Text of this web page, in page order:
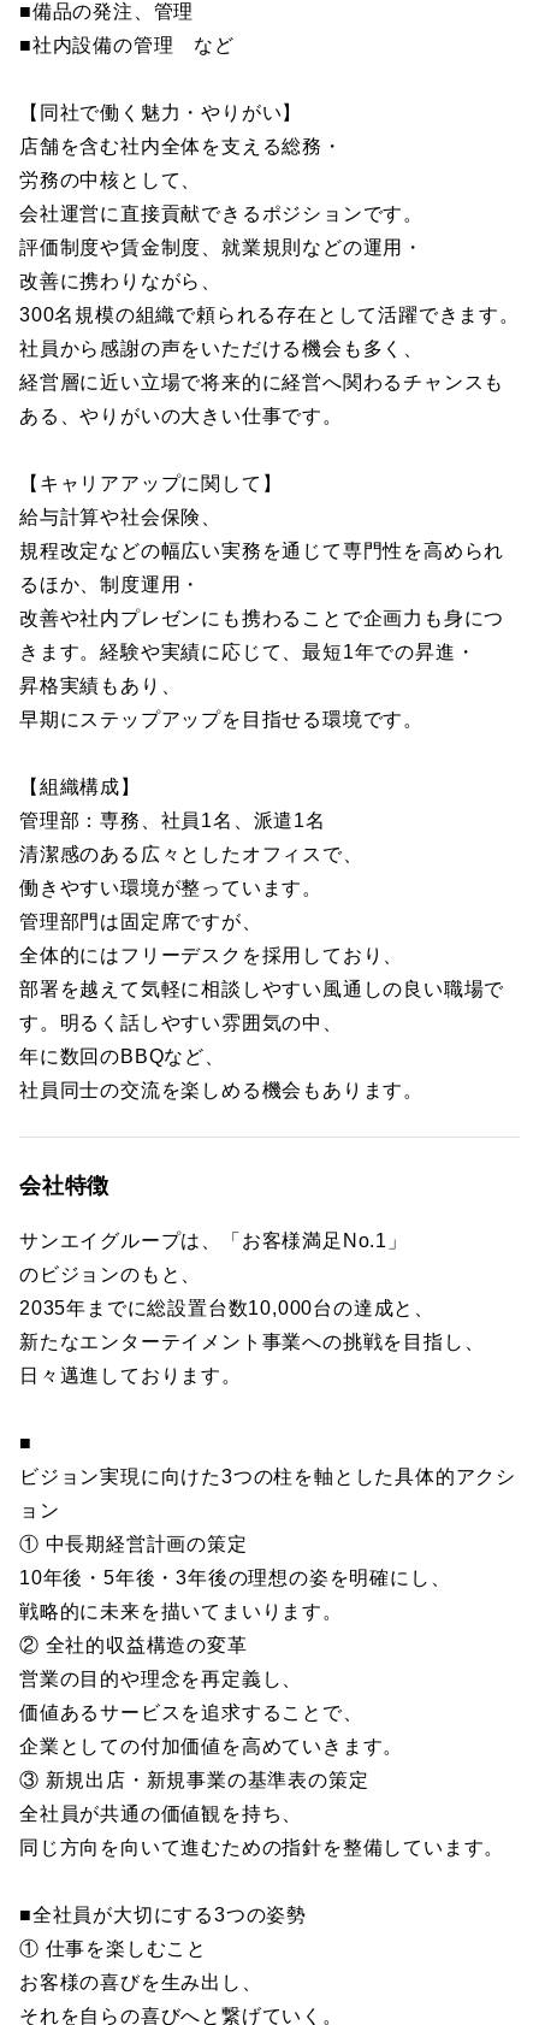
■備品の発注、管理
■社内設備の管理 など
【同社で働く魅力・やりがい】
店舗を含む社内全体を支える総務・
労務の中核として、
会社運営に直接貢献できるポジションです。
評価制度や賃金制度、就業規則などの運用・
改善に携わりながら、
300名規模の組織で頼られる存在として活躍できます。
社員から感謝の声をいただける機会も多く、
経営層に近い立場で将来的に経営へ関わるチャンスも
ある、やりがいの大きい仕事です。
【キャリアアップに関して】
給与計算や社会保険、
規程改定などの幅広い実務を通じて専門性を高められ
るほか、制度運用・
改善や社内プレゼンにも携わることで企画力も身につ
きます。経験や実績に応じて、最短1年での昇進・
昇格実績もあり、
早期にステップアップを目指せる環境です。
【組織構成】
管理部：専務、社員1名、派遣1名
清潔感のある広々としたオフィスで、
働きやすい環境が整っています。
管理部門は固定席ですが、
全体的にはフリーデスクを採用しており、
部署を越えて気軽に相談しやすい風通しの良い職場で
す。明るく話しやすい雰囲気の中、
年に数回のBBQなど、
社員同士の交流を楽しめる機会もあります。
会社特徴
サンエイグループは、「お客様満足No.1」
のビジョンのもと、
2035年までに総設置台数10,000台の達成と、
新たなエンターテイメント事業への挑戦を目指し、
日々邁進しております。
■
ビジョン実現に向けた3つの柱を軸とした具体的アクシ
ョン
① 中長期経営計画の策定
10年後・5年後・3年後の理想の姿を明確にし、
戦略的に未来を描いてまいります。
② 全社的収益構造の変革
営業の目的や理念を再定義し、
価値あるサービスを追求することで、
企業としての付加価値を高めていきます。
③ 新規出店・新規事業の基準表の策定
全社員が共通の価値観を持ち、
同じ方向を向いて進むための指針を整備しています。
■全社員が大切にする3つの姿勢
① 仕事を楽しむこと
お客様の喜びを生み出し、
それを自らの喜びへと繋げていく。